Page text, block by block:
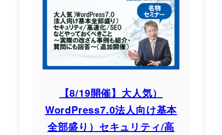
【8/19開催】大人気）
WordPress7.0法人向け基本
全部盛り）セキュリティ/高